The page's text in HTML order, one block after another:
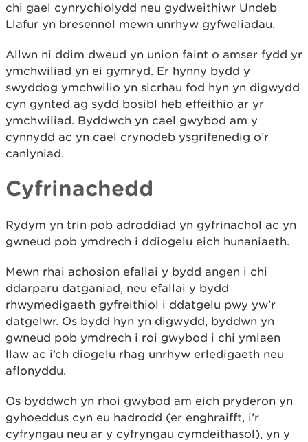
chi gael cynrychiolydd neu gydweithiwr Undeb
Llafur yn bresennol mewn unrhyw gyfweliadau.
Allwn ni ddim dweud yn union faint o amser fydd yr
ymchwiliad yn ei gymryd. Er hynny bydd y
swyddog ymchwilio yn sicrhau fod hyn yn digwydd
cyn gynted ag sydd bosibl heb effeithio ar yr
ymchwiliad. Byddwch yn cael gwybod am y
cynnydd ac yn cael crynodeb ysgrifenedig o’r
canlyniad.
Cyfrinachedd
Rydym yn trin pob adroddiad yn gyfrinachol ac yn
gwneud pob ymdrech i ddiogelu eich hunaniaeth.
Mewn rhai achosion efallai y bydd angen i chi
ddarparu datganiad, neu efallai y bydd
rhwymedigaeth gyfreithiol i ddatgelu pwy yw’r
datgelwr. Os bydd hyn yn digwydd, byddwn yn
gwneud pob ymdrech i roi gwybod i chi ymlaen
llaw ac i’ch diogelu rhag unrhyw erledigaeth neu
aflonyddu.
Os byddwch yn rhoi gwybod am eich pryderon yn
gyhoeddus cyn eu hadrodd (er enghraifft, i’r
cyfryngau neu ar y cyfryngau cymdeithasol), yn y